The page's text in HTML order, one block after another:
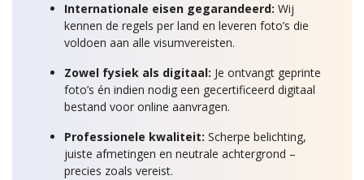
Internationale eisen gegarandeerd: Wij
kennen de regels per land en leveren foto’s die
voldoen aan alle visumvereisten.
Zowel fysiek als digitaal: Je ontvangt geprinte
foto’s én indien nodig een gecertificeerd digitaal
bestand voor online aanvragen.
Professionele kwaliteit: Scherpe belichting,
juiste afmetingen en neutrale achtergrond –
precies zoals vereist.